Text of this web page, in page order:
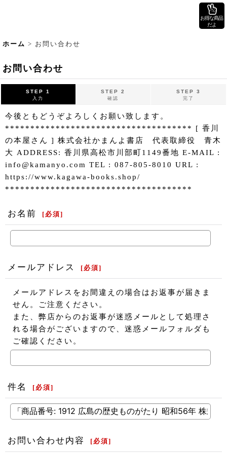
お得な商品
だよ
ホーム > お問い合わせ
お問い合わせ
STEP 1
入力
STEP 2
確認
STEP 3
完了
今後ともどうぞよろしくお願い致します。
************************************* [ 香川
の本屋さん ] 株式会社かまんよ書店 代表取締役 青木
大 ADDRESS: 香川県高松市川部町1149番地 E-MAIL :
info@kamanyo.com TEL : 087-805-8010 URL :
https://www.kagawa-books.shop/
*************************************
お名前 [ 必須]
メールアドレス [ 必須]
メールアドレスをお間違えの場合はお返事が届きま
せん。ご注意ください。
また、弊店からのお返事が迷惑メールとして処理さ
れる場合がございますので、迷惑メールフォルダも
ご確認ください。
件名 [ 必須]
お問い合わせ内容 [ 必須]